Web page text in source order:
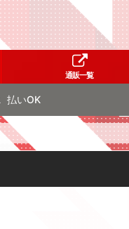
通販一覧
払いOK